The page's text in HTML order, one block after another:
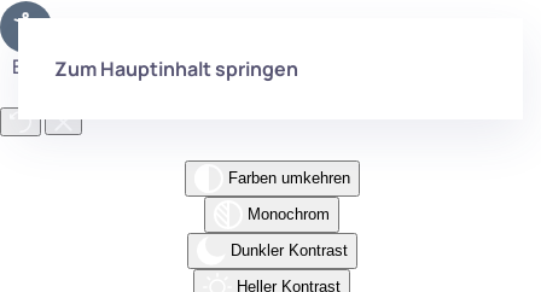
Eingabehilfen öffnen
Farben umkehren
Monochrom
Dunkler Kontrast
Heller Kontrast
Zum Hauptinhalt springen